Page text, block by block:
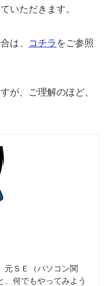
いただきます。
は、 コチラ をご参照
が、ご理解のほど、
元ＳＥ（パソコン関
、何でもやってみよう